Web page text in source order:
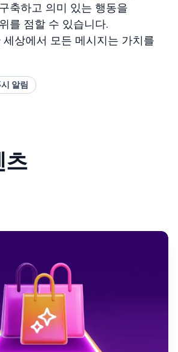
축하고 의미 있는 행동을
를 점할 수 있습니다.
상에서 모든 메시지는 가치를
알림
츠